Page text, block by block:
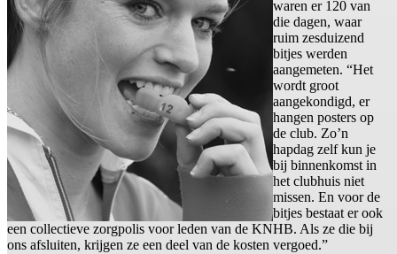
waren er 120 van
die dagen, waar
ruim zesduizend
bitjes werden
aangemeten. “Het
wordt groot
aangekondigd, er
hangen posters op
de club. Zo’n
hapdag zelf kun je
bij binnenkomst in
het clubhuis niet
missen. En voor de
bitjes bestaat er ook
een collectieve zorgpolis voor leden van de KNHB. Als ze die bij
ons afsluiten, krijgen ze een deel van de kosten vergoed.”